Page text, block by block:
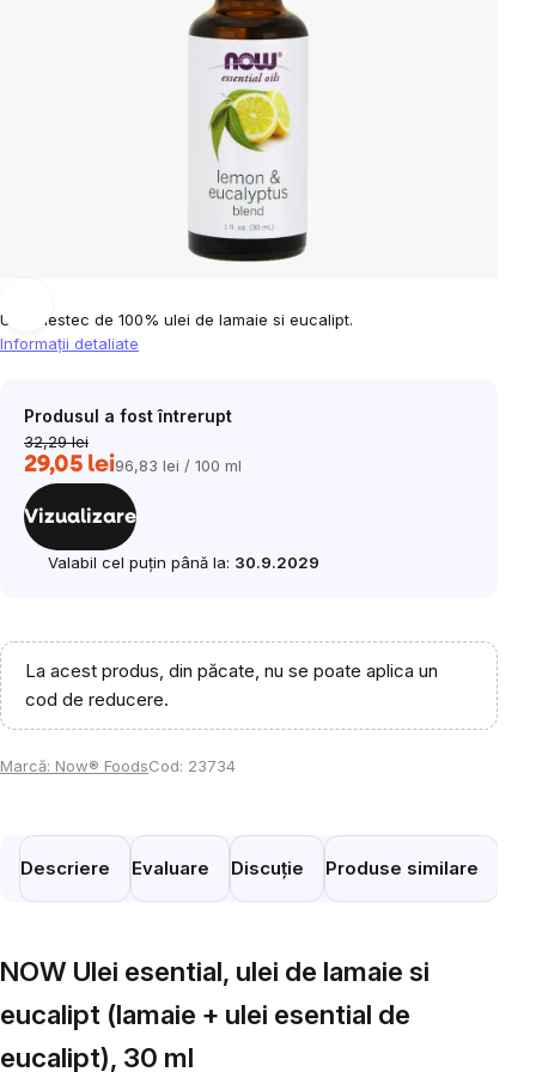
Un amestec de 100% ulei de lamaie si eucalipt.
Informaţii detaliate
Produsul a fost întrerupt
32,29 lei
29,05 leiEvaluare
preţ:
96,83 lei / 100 ml
Vizualizare
Valabil cel puțin până la: 30.9.2029
La acest produs, din păcate, nu se poate aplica un
cod de reducere.
Marcă: Now® FoodsCod: 23734
Descriere Evaluare Discuție Produse similare
NOW Ulei esential, ulei de lamaie si
eucalipt (lamaie + ulei esential de
eucalipt), 30 ml